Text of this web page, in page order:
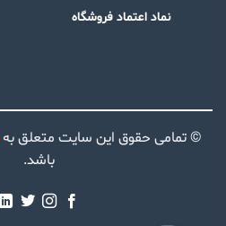
نماد اعتماد فروشگاه
© تمامی حقوق این سایت متعلق به
باشد.